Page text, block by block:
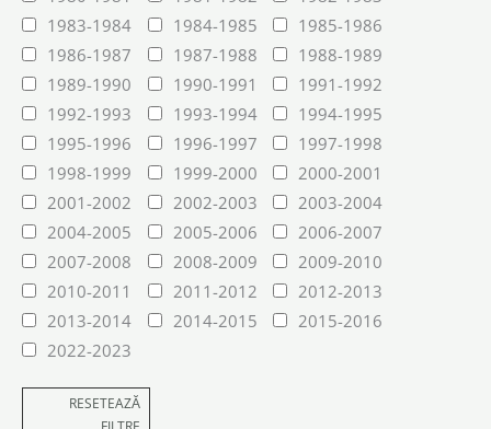
1983-1984
1984-1985
1985-1986
1986-1987
1987-1988
1988-1989
1989-1990
1990-1991
1991-1992
1992-1993
1993-1994
1994-1995
1995-1996
1996-1997
1997-1998
1998-1999
1999-2000
2000-2001
2001-2002
2002-2003
2003-2004
2004-2005
2005-2006
2006-2007
2007-2008
2008-2009
2009-2010
2010-2011
2011-2012
2012-2013
2013-2014
2014-2015
2015-2016
2022-2023
RESETEAZĂ